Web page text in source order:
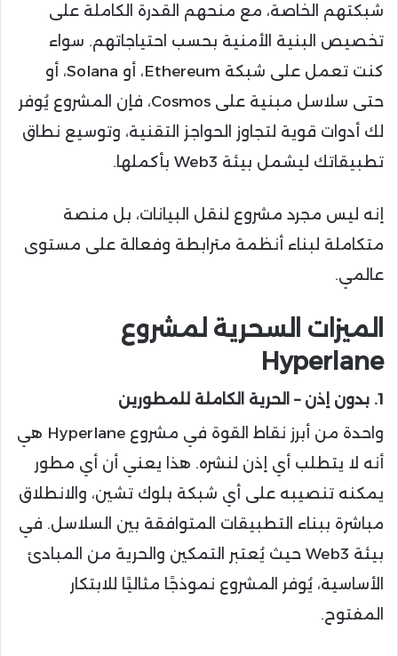
شبكتهم الخاصة، مع منحهم القدرة الكاملة على
تخصيص البنية الأمنية بحسب احتياجاتهم. سواء
كنت تعمل على شبكة Ethereum، أو Solana، أو
حتى سلاسل مبنية على Cosmos، فإن المشروع يُوفر
لك أدوات قوية لتجاوز الحواجز التقنية، وتوسيع نطاق
تطبيقاتك ليشمل بيئة Web3 بأكملها.
إنه ليس مجرد مشروع لنقل البيانات، بل منصة
متكاملة لبناء أنظمة مترابطة وفعالة على مستوى
عالمي.
الميزات السحرية لمشروع
Hyperlane
1. بدون إذن – الحرية الكاملة للمطورين
واحدة من أبرز نقاط القوة في مشروع Hyperlane هي
أنه لا يتطلب أي إذن لنشره. هذا يعني أن أي مطور
يمكنه تنصيبه على أي شبكة بلوك تشين، والانطلاق
مباشرة ببناء التطبيقات المتوافقة بين السلاسل. في
بيئة Web3 حيث يُعتبر التمكين والحرية من المبادئ
الأساسية، يُوفر المشروع نموذجًا مثاليًا للابتكار
المفتوح.